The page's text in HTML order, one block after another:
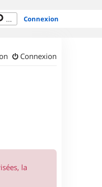
Connexion
Connexion
la